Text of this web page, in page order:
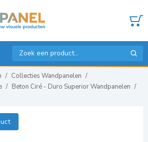
Collecties Wandpanelen
Beton Ciré - Duro Superior Wandpanelen